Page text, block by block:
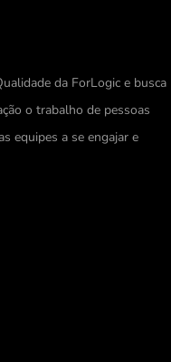
da ForLogic e busca
o trabalho de pessoas
equipes a se engajar e